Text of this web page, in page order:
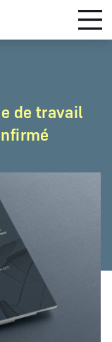
de travail